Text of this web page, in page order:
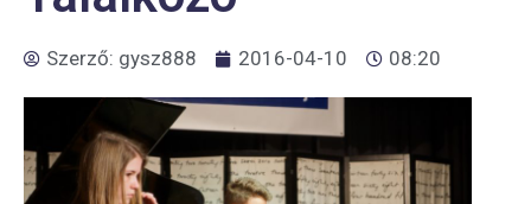
Szerző: gysz888 2016-04-10 08:20